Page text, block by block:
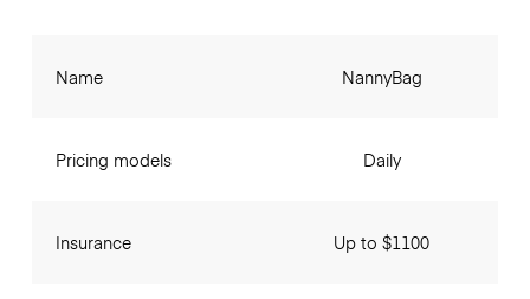
Name
Pricing models
Insurance
NannyBag
Daily
Up to $1100